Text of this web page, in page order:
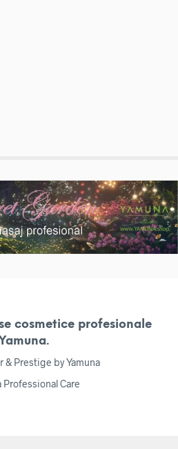
cosmetice profesionale
& Prestige by Yamuna
Professional Care